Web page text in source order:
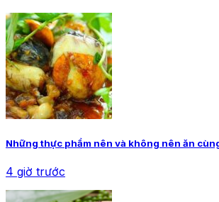
Những thực phẩm nên và không nên ăn
4 giờ trước